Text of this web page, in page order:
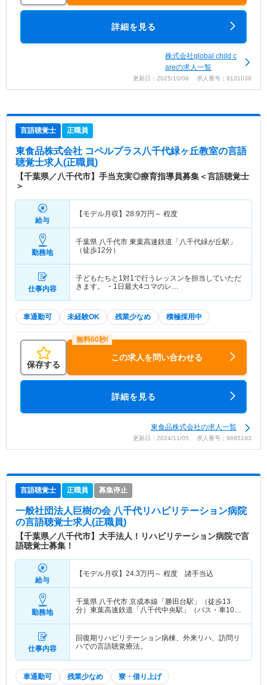
詳細を見る
株式会社global child c
areの求人一覧
更新日：2025/10/08 求人番号：9131038
言語聴覚士 正職員
東食品株式会社 コペルプラス八千代緑ヶ丘教室の言語
聴覚士求人(正職員)
【千葉県／八千代市】手当充実◎療育指導員募集＜言語聴覚士
＞
給与
【モデル月収】 28.9万円～ 程度
勤務地
千葉県 八千代市 東葉高速鉄道「八千代緑が丘駅」
（徒歩12分）
仕事内容
子どもたちと1対1で行うレッスンを担当していただ
きます。 ・1日最大4コマのレ…
車通勤可 未経験OK 残業少なめ 積極採用中
保存する
この求人を問い合わせる
詳細を見る
東食品株式会社の求人一覧
更新日：2024/11/05 求人番号：9685193
言語聴覚士 正職員 募集停止
一般社団法人巨樹の会 八千代リハビリテーション病院
の言語聴覚士求人(正職員)
【千葉県／八千代市】大手法人！リハビリテーション病院で言
語聴覚士募集！
給与
【モデル月収】 24.3万円～ 程度 諸手当込
勤務地
千葉県 八千代市 京成本線「勝田台駅」（徒歩13
分）東葉高速鉄道「八千代中央駅」（バス・車10
仕事内容
回復期リハビリテーション病棟、外来リハ、訪問リ
ハでの言語聴覚療法。
車通勤可 残業少なめ 寮・借り上げ